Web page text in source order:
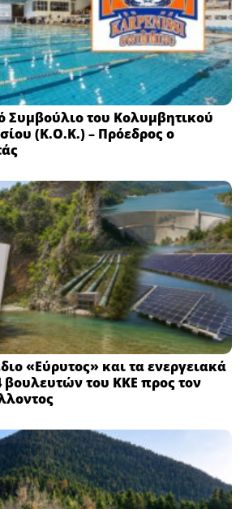
Συμβούλιο του Κολυμβητικού
(Κ.Ο.Κ.) – Πρόεδρος ο
«Εύρυτος» και τα ενεργειακά
βουλευτών του ΚΚΕ προς τον